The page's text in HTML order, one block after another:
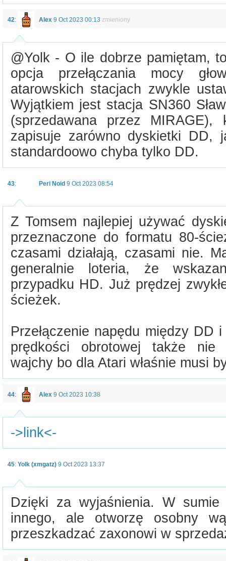
42: Alex 9 Oct 2023 00:13 zmieniony
@Yolk - O ile dobrze pamiętam,
opcja przełączania mocy
atarowskich stacjach zwykle
Wyjątkiem jest stacja SN360
(sprzedawana przez
zapisuje zarówno dyskietki DD,
standardoowo chyba tylko DD.
43: Peri Noid 9 Oct 2023 08:54
Z Tomsem najlepiej używać
przeznaczone do formatu 80-
czasami działają, czasami nie.
generalnie loteria, że
przypadku HD. Już prędzej
ścieżek.
Przełączenie napędu między DD
prędkości obrotowej także nie
wajchy bo dla Atari właśnie musi
44: Alex 9 Oct 2023 10:38
->link<-
45: Yolk (xmgatz) 9 Oct 2023 13:37
Dzięki za wyjaśnienia. W
innego, ale otworzę osobny
przeszkadzać zaxonowi w